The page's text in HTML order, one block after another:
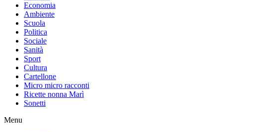
Economia
Ambiente
Scuola
Politica
Sociale
Sanità
Sport
Cultura
Cartellone
Micro micro racconti
Ricette nonna Marì
Sonetti
Menu